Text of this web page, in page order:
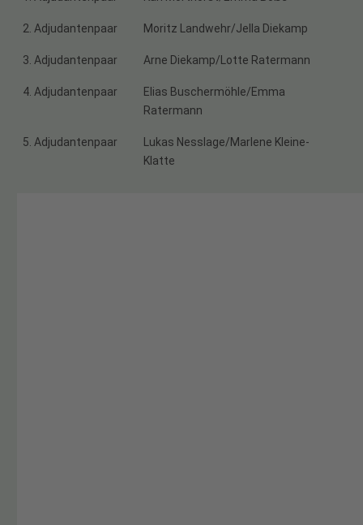
2. Adjudantenpaar Moritz Landwehr/Jella Diekamp
3. Adjudantenpaar Arne Diekamp/Lotte Ratermann
4. Adjudantenpaar
Elias Buschermöhle/Emma
Ratermann
5. Adjudantenpaar
Lukas Nesslage/Marlene Kleine-
Klatte